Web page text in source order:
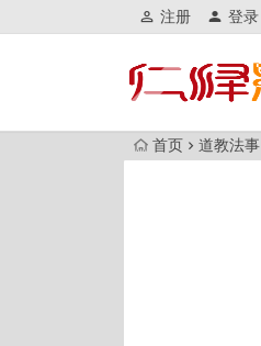
注册 登录
首页 道教法事